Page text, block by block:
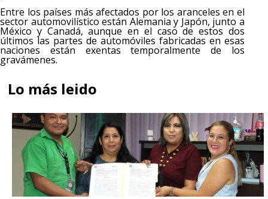
Entre los países más afectados por los aranceles en el
sector automovilístico están Alemania y Japón, junto a
México y Canadá, aunque en el caso de estos dos
últimos las partes de automóviles fabricadas en esas
naciones están exentas temporalmente de los
gravámenes.
Lo más leido